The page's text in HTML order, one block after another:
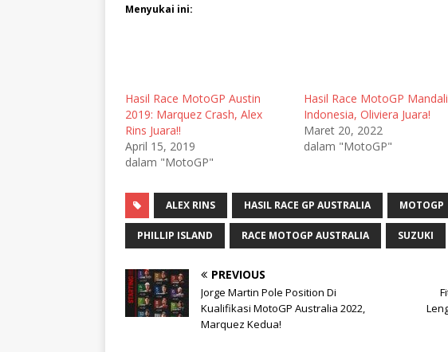
Menyukai ini:
Hasil Race MotoGP Austin
2019: Marquez Crash, Alex
Rins Juara!!
April 15, 2019
dalam "MotoGP"
Hasil Race MotoGP
Indonesia, Oliviera Juara!
Maret 20, 2022
dalam "MotoGP"
ALEX RINS HASIL RACE GP AUSTRALIA MOTOGP
PHILLIP ISLAND RACE MOTOGP AUSTRALIA SUZUKI
PREVIOUS
Jorge Martin Pole Position Di
Kualifikasi MotoGP Australia 2022,
Marquez Kedua!